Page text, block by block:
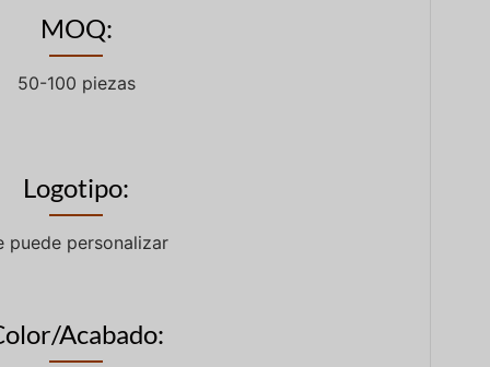
MOQ:
50-100 piezas
Logotipo:
puede personalizar
Acabado: